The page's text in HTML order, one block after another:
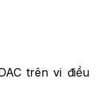
trên vi điều